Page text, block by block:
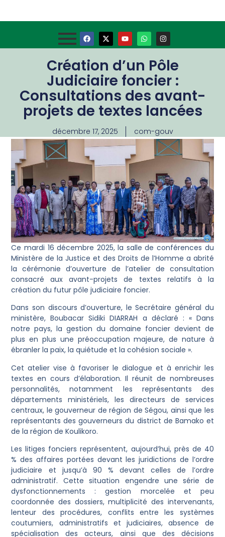
Création d’un Pôle
Judiciaire foncier :
Consultations des avant-
projets de textes lancées
décembre 17, 2025 com-gouv
Ce mardi 16 décembre 2025, la salle de conférences du
Ministère de la Justice et des Droits de l’Homme a abrité
la cérémonie d’ouverture de l’atelier de consultation
consacré aux avant-projets de textes relatifs à la
création du futur pôle judiciaire foncier.
Dans son discours d’ouverture, le Secrétaire général du
ministère, Boubacar Sidiki DIARRAH a déclaré : « Dans
notre pays, la gestion du domaine foncier devient de
plus en plus une préoccupation majeure, de nature à
ébranler la paix, la quiétude et la cohésion sociale ».
Cet atelier vise à favoriser le dialogue et à enrichir les
textes en cours d’élaboration. Il réunit de nombreuses
personnalités, notamment les représentants des
départements ministériels, les directeurs de services
centraux, le gouverneur de région de Ségou, ainsi que les
représentants des gouverneurs du district de Bamako et
de la région de Koulikoro.
Les litiges fonciers représentent, aujourd’hui, près de 40
% des affaires portées devant les juridictions de l’ordre
judiciaire et jusqu’à 90 % devant celles de l’ordre
administratif. Cette situation engendre une série de
dysfonctionnements : gestion morcelée et peu
coordonnée des dossiers, multiplicité des intervenants,
lenteur des procédures, conflits entre les systèmes
coutumiers, administratifs et judiciaires, absence de
spécialisation des acteurs, ainsi que des décisions